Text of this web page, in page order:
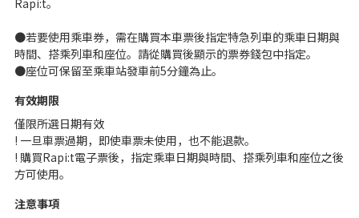
Rapi:t。
●若要使用乘車券，需在購買本車票後指定特急列車的乘車日期與
時間、搭乘列車和座位。請從購買後顯示的票券錢包中指定。
●座位可保留至乘車站發車前5分鐘為止。
有效期限
僅限所選日期有效
! 一旦車票過期，即使車票未使用，也不能退款。
! 購買Rapi:t電子票後，指定乘車日期與時間、搭乘列車和座位之後
方可使用。
注意事項